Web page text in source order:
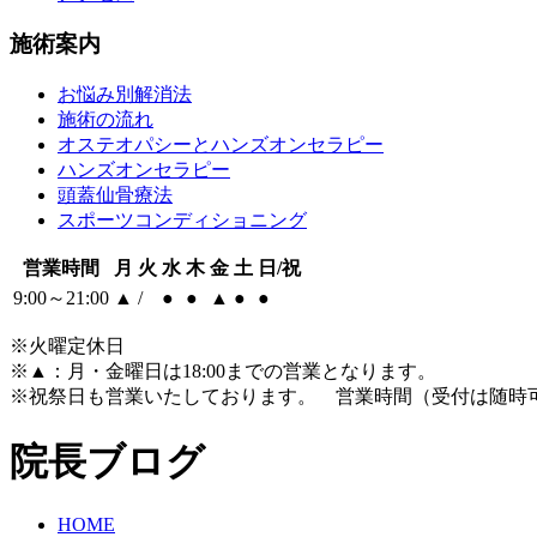
施術案内
お悩み別解消法
施術の流れ
オステオパシーとハンズオンセラピー
ハンズオンセラピー
頭蓋仙骨療法
スポーツコンディショニング
営業時間 月 火 水 木 金 土 日/祝
9:00～21:00 ▲ / ● ● ▲ ● ●
※火曜定休日
※ ▲
：月・金曜日は18:00までの営業となります。
※祝祭日も営業いたしております。 営業時間（受付は随時
院長ブログ
HOME